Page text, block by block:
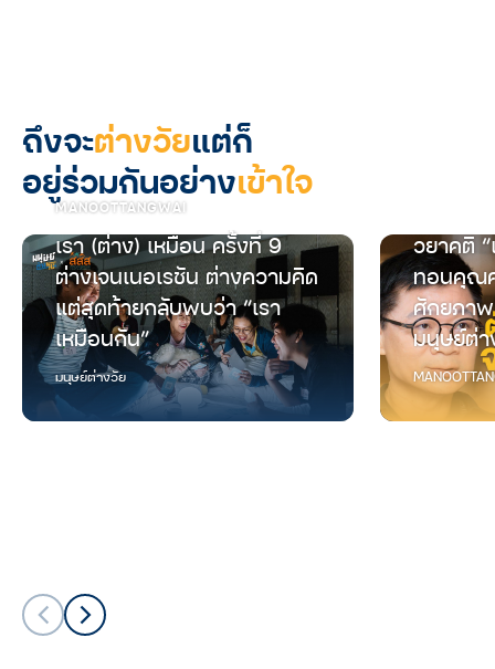
ถึงจะต่างวัยแต่ก็
อยู่ร่วมกันอย่างเข้าใจ
MANOOTTANGWAI
เรา (ต่าง) เหมือน ครั้งที่ 9
ต่างเจนเนอเรชัน ต่างความคิด
แต่สุดท้ายกลับพบว่า “เรา
เหมือนกัน”
มนุษย์ต่างวัย
วยาคติ
ทอนคุณ
ศักยภา
มนุษย์ต่า